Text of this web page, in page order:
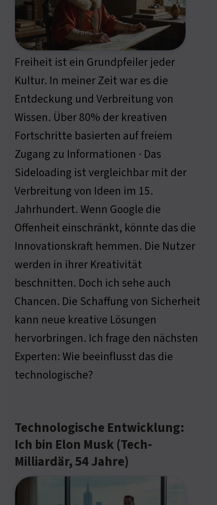
Freiheit ist ein Grundpfeiler jeder
Kultur. In meiner Zeit war es die
Entdeckung und Verbreitung von
Wissen. Über 80% der kreativen
Fortschritte basierten auf freiem
Zugang zu Informationen · Das
Sideloading ist vergleichbar mit der
Verbreitung von Ideen im 15.
Jahrhundert. Wenn Google die
Offenheit einschränkt, könnte das die
Innovationskraft hemmen. Die Nutzer
werden in ihrer Kreativität
beschnitten. Doch ich sehe auch
Chancen. Die Schaffung von Sicherheit
kann neue kreative Lösungen
hervorbringen. Ich frage den nächsten
Experten: Wie beeinflusst das die
technologische?
Technologische Entwicklung:
Ich bin Elon Musk (Tech-
Milliardär, 54 Jahre)